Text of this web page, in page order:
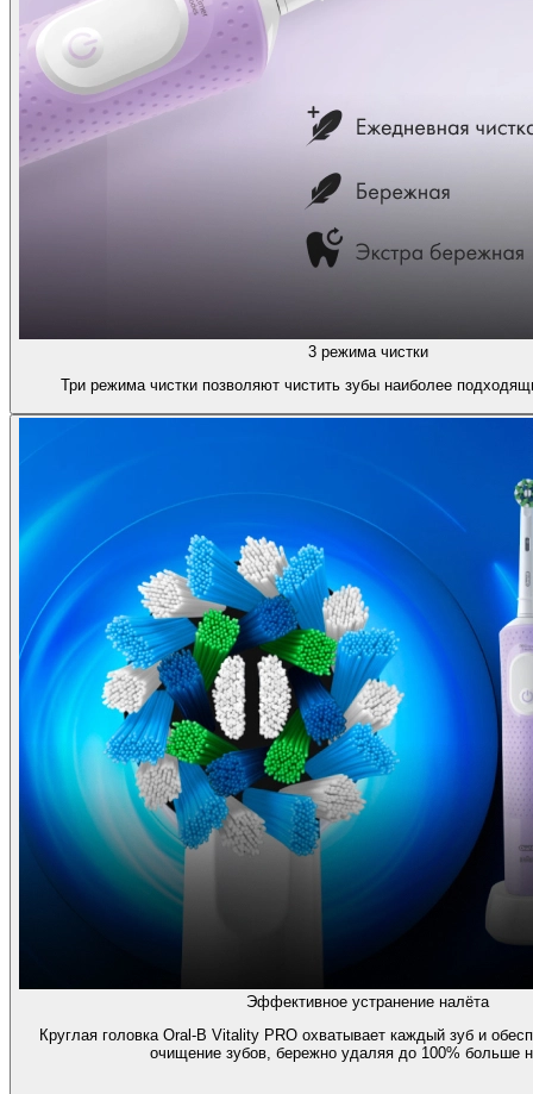
3 режима чистки
Три режима чистки позволяют чистить зубы наиболее
Эффективное устранение налёта
Круглая головка Oral-B Vitality PRO охватывает каждый зуб и
очищение зубов, бережно удаляя до 100% больше